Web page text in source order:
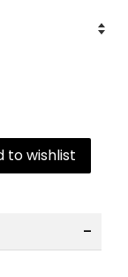
to wishlist